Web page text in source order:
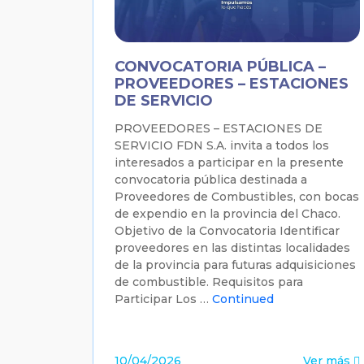
CONVOCATORIA PÚBLICA –
PROVEEDORES – ESTACIONES
DE SERVICIO
PROVEEDORES – ESTACIONES DE
SERVICIO FDN S.A. invita a todos los
interesados a participar en la presente
convocatoria pública destinada a
Proveedores de Combustibles, con bocas
de expendio en la provincia del Chaco.
Objetivo de la Convocatoria Identificar
proveedores en las distintas localidades
de la provincia para futuras adquisiciones
de combustible. Requisitos para
Participar Los …Continued
10/04/2026 Ver más